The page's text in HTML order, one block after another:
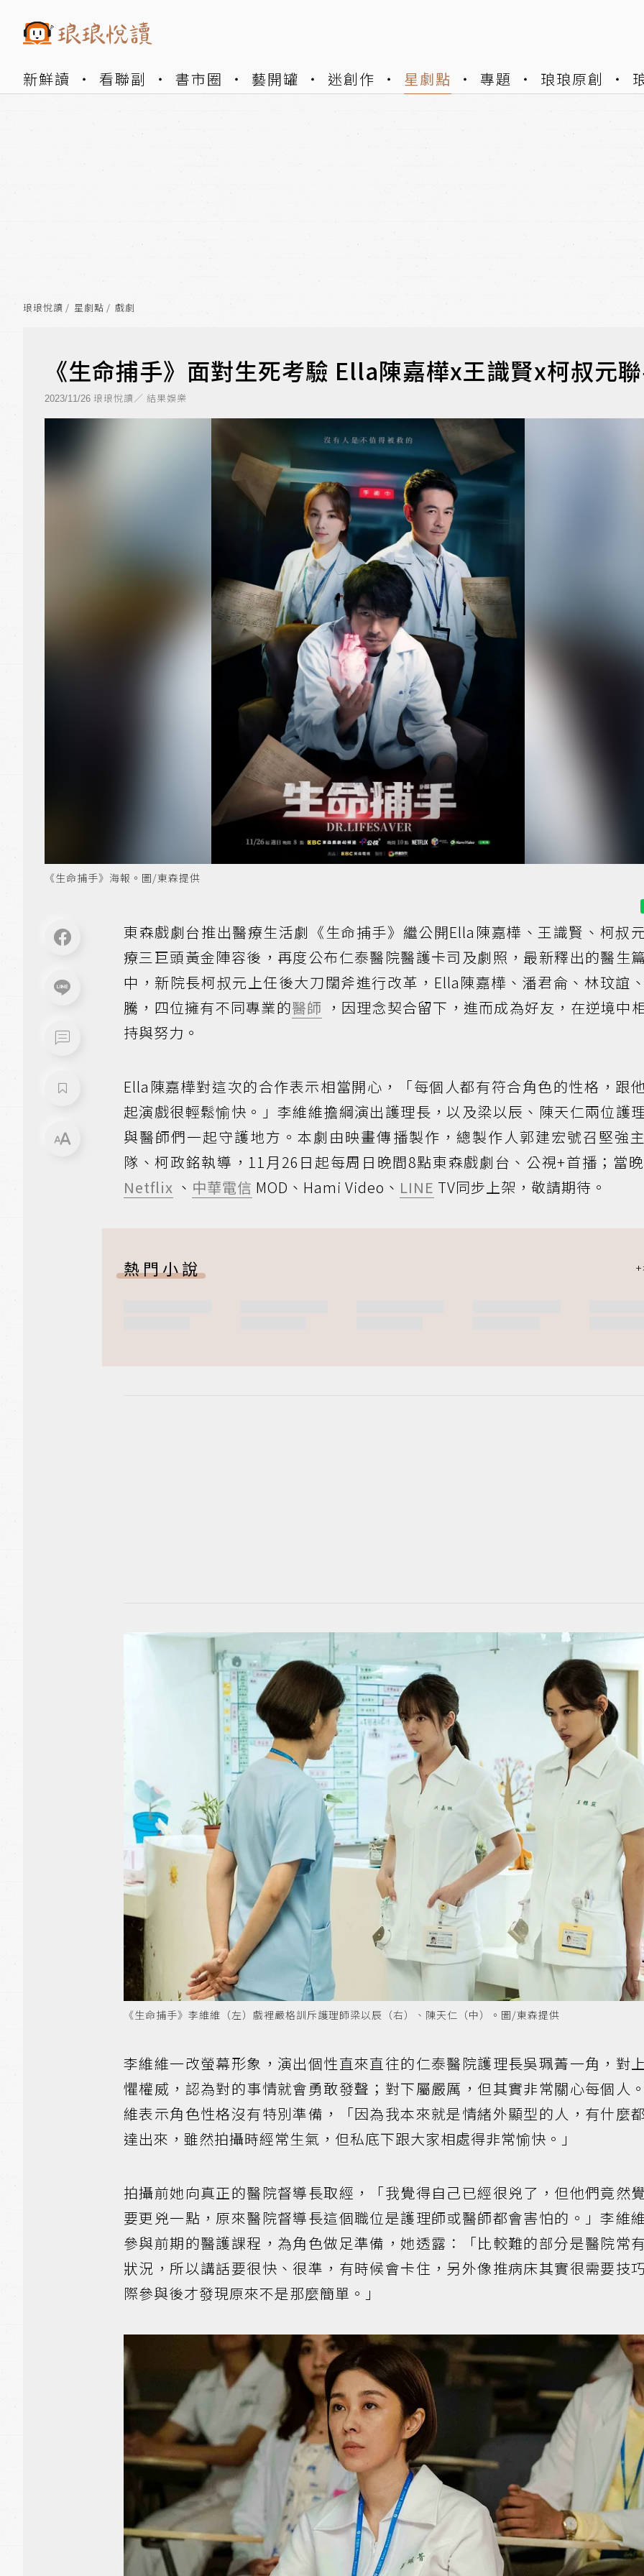
新鮮讀 看聯副 書市圈 藝開罐 迷創作 星劇點 專題 琅琅原創
琅琅悅讀 星劇點 戲劇
《生命捕手》面對生死考驗 Ella陳嘉樺x王識賢x柯叔元
2023/11/26 琅琅悅讀／ 結果娛樂
《生命捕手》海報。圖/東森提供
東森戲劇台推出醫療生活劇《生命捕手》繼公開Ella陳嘉樺、王識賢、柯叔
療三巨頭黃金陣容後，再度公布仁泰醫院醫護卡司及劇照，最新釋出的醫生
中，新院長柯叔元上任後大刀闊斧進行改革，Ella陳嘉樺、潘君侖、林玟誼
騰，四位擁有不同專業的醫師 ，因理念契合留下，進而成為好友，在逆境中
持與努力。
Ella陳嘉樺對這次的合作表示相當開心，「每個人都有符合角色的性格，跟
起演戲很輕鬆愉快。」李維維擔綱演出護理長，以及梁以辰、陳天仁兩位護
與醫師們一起守護地方。本劇由映畫傳播製作，總製作人郭建宏號召堅強
隊、柯政銘執導，11月26日起每周日晚間8點東森戲劇台、公視+首播；當
Netflix 、 中華電信 MOD、Hami Video、 LINE TV同步上架，敬請期待。
熱門小說
《生命捕手》李維維（左）戲裡嚴格訓斥護理師梁以辰（右）、陳天仁（中）。圖/東森提供
李維維一改螢幕形象，演出個性直來直往的仁泰醫院護理長吳珮菁一角，對
懼權威，認為對的事情就會勇敢發聲；對下屬嚴厲，但其實非常關心每個人
維表示角色性格沒有特別準備，「因為我本來就是情緒外顯型的人，有什麼
達出來，雖然拍攝時經常生氣，但私底下跟大家相處得非常愉快。」
拍攝前她向真正的醫院督導長取經，「我覺得自己已經很兇了，但他們竟然
要更兇一點，原來醫院督導長這個職位是護理師或醫師都會害怕的。」李維
參與前期的醫護課程，為角色做足準備，她透露：「比較難的部分是醫院常
狀況，所以講話要很快、很準，有時候會卡住，另外像推病床其實很需要技
際參與後才發現原來不是那麼簡單。」